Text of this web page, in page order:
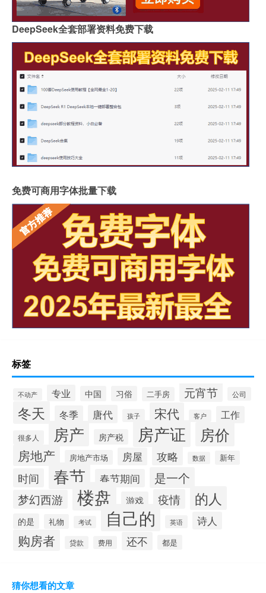
DeepSeek全套部署资料免费下载
免费可商用字体批量下载
标签
不动产 专业 中国 习俗 二手房 元宵节 公司
冬天 冬季 唐代 孩子 宋代 客户 工作
很多人 房产 房产税 房产证 房价
房地产 房地产市场 房屋 攻略 数据 新年
时间 春节 春节期间 是一个
梦幻西游 楼盘 游戏 疫情 的人
的是 礼物 考试 自己的 英语 诗人
购房者 贷款 费用 还不 都是
猜你想看的文章